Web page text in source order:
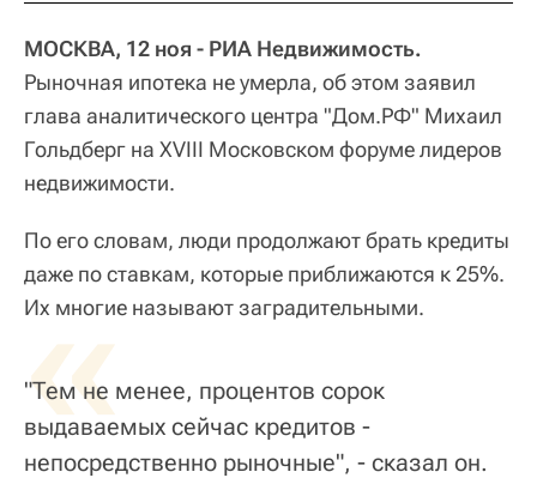
МОСКВА, 12 ноя - РИА Недвижимость.
Рыночная ипотека не умерла, об этом заявил
глава аналитического центра "Дом.PФ" Михаил
Гольдберг на XVIII Московском форуме лидеров
недвижимости.
По его словам, люди продолжают брать кредиты
даже по ставкам, которые приближаются к 25%.
Их многие называют заградительными.
«
"Тем не менее, процентов сорок
выдаваемых сейчас кредитов -
непосредственно рыночные", - сказал он.